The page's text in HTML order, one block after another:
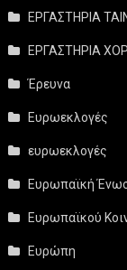
ΕΡΓΑΣΤΗΡΙΑ
ΕΡΓΑΣΤΗΡΙΑ
Έρευνα
Ευρωεκλογές
ευρωεκλογές
Ευρωπαϊκή
Ευρωπαϊκού
Ευρώπη